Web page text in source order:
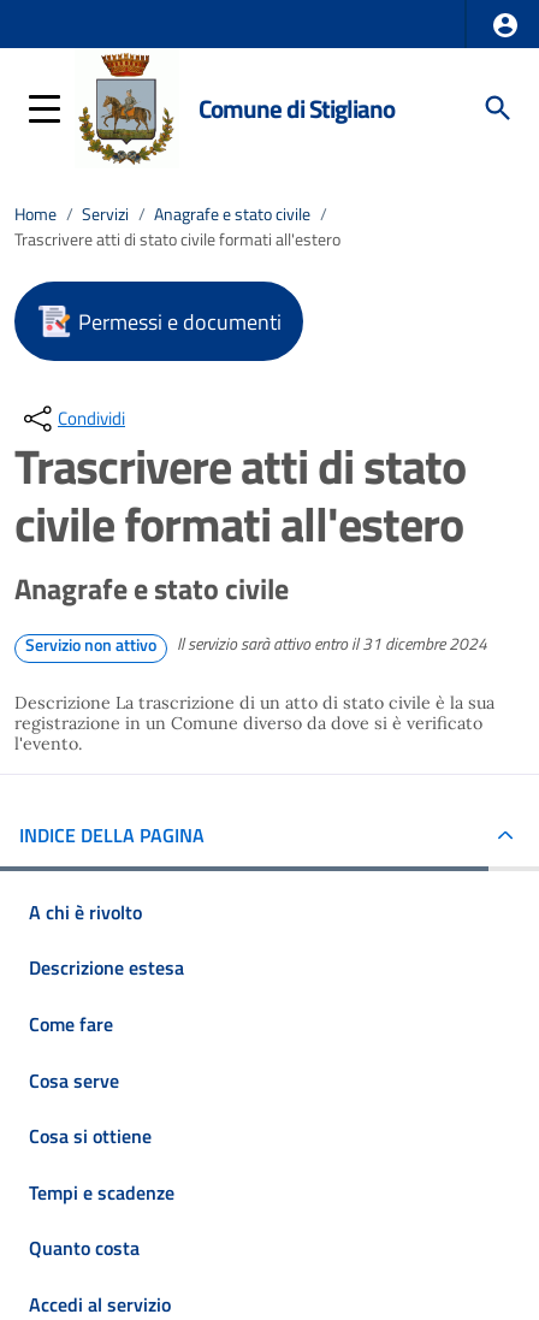
Comune di Stigliano
Home / Servizi / Anagrafe e stato civile /
Trascrivere atti di stato civile formati all'estero
Permessi e documenti
Condividi
Trascrivere atti di stato
civile formati all'estero
Anagrafe e stato civile
Servizio non attivo Il servizio sarà attivo entro il 31 dicembre 2024
Descrizione La trascrizione di un atto di stato civile è la sua
registrazione in un Comune diverso da dove si è verificato
l'evento.
INDICE DELLA PAGINA
A chi è rivolto
Descrizione estesa
Come fare
Cosa serve
Cosa si ottiene
Tempi e scadenze
Quanto costa
Accedi al servizio